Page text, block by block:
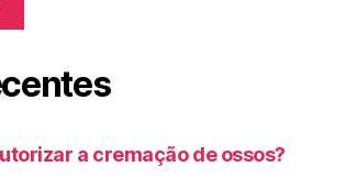
a cremação de ossos?